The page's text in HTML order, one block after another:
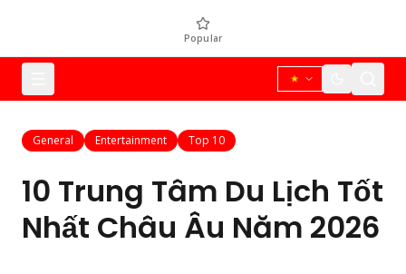
Popular
General Entertainment Top 10
10 Trung Tâm Du Lịch Tốt
Nhất Châu Âu Năm 2026